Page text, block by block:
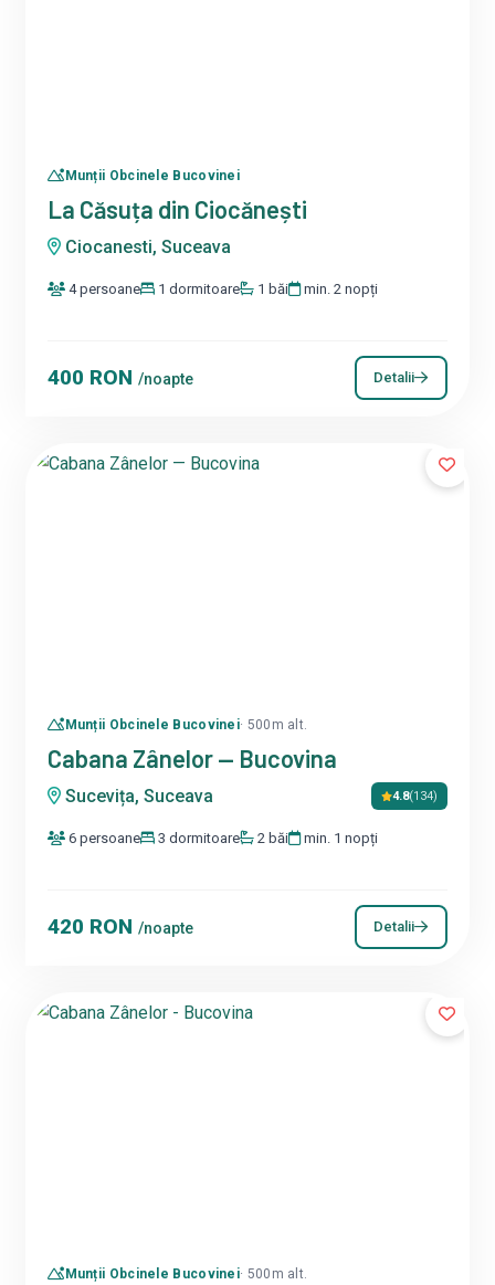
Munții Obcinele Bucovinei
La Căsuța din Ciocănești
Ciocanesti, Suceava
4 persoane 1 dormitoare 1 băi min. 2 nopți
400 RON/noapte Detalii
Munții Obcinele Bucovinei· 500m alt.
Cabana Zânelor — Bucovina
Sucevița, Suceava 4.8(134)
6 persoane 3 dormitoare 2 băi min. 1 nopți
420 RON/noapte Detalii
Munții Obcinele Bucovinei· 500m alt.